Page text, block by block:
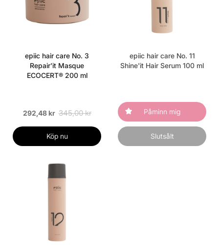
epiic hair care No. 3
Repair'it Masque
ECOCERT® 200 ml
292,48 kr 345,00 kr
Köp nu
epiic hair care No. 11
Shine'it Hair Serum 100 ml
Påminn mig
Slutsålt